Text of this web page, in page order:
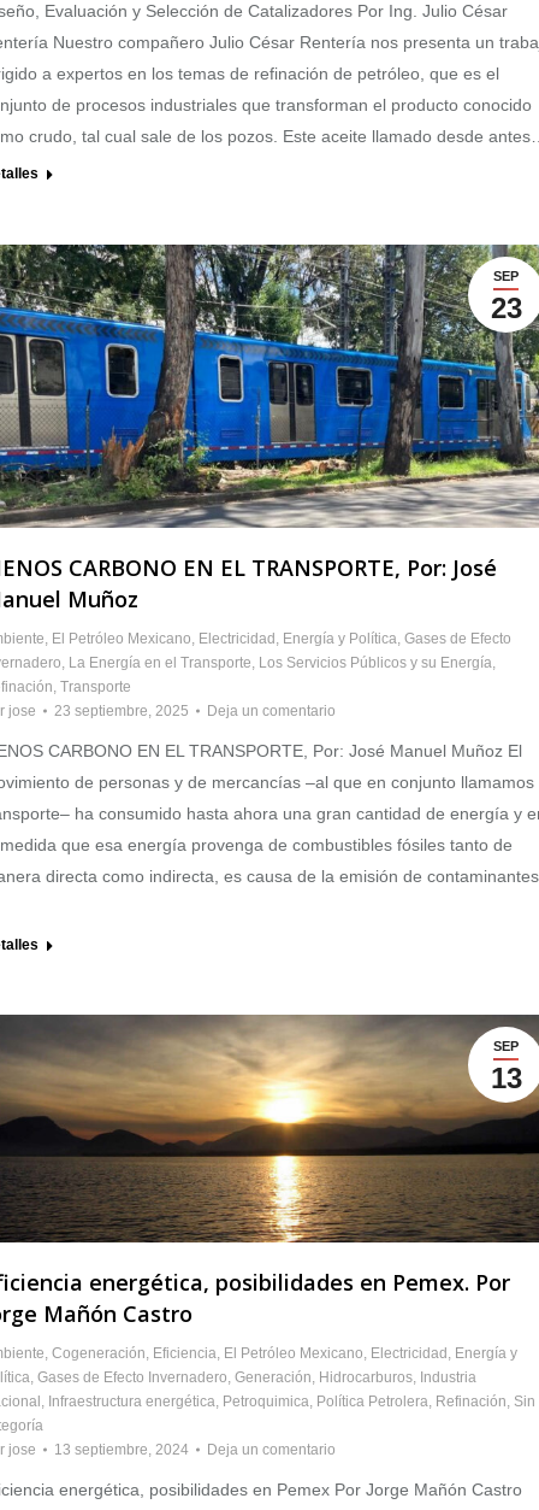
Evaluación y Selección de Catalizadores Por Ing. Julio César
Nuestro compañero Julio César Rentería nos presenta un
a expertos en los temas de refinación de petróleo, que es el
de procesos industriales que transforman el producto conocido
crudo, tal cual sale de los pozos. Este aceite llamado desde
SEP
23
CARBONO EN EL TRANSPORTE, Por: José
Muñoz
El Petróleo Mexicano Electricidad Energía y Política Gases de Efecto
La Energía en el Transporte Los Servicios Públicos y su Energía
Transporte
jose 23 septiembre, 2025 Deja un comentario
CARBONO EN EL TRANSPORTE, Por: José Manuel Muñoz El
de personas y de mercancías –al que en conjunto llamamos
ha consumido hasta ahora una gran cantidad de energía y
que esa energía provenga de combustibles fósiles tanto de
directa como indirecta, es causa de la emisión de
SEP
13
energética, posibilidades en Pemex. Por
Mañón Castro
, Cogeneración, Eficiencia, El Petróleo Mexicano, Electricidad , Energía y
, Gases de Efecto Invernadero, Generación, Hidrocarburos, Industria
, Infraestructura energética, Petroquimica, Política Petrolera, Refinación, Sin
jose 13 septiembre, 2024 Deja un comentario
energética, posibilidades en Pemex Por Jorge Mañón Castro